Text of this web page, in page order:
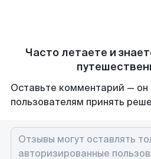
Часто летаете и
Оставьте комментарий —
пользователям принять